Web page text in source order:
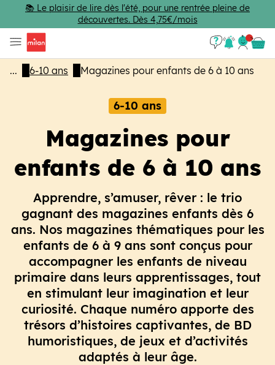
Passer au contenu principal
📚 Le plaisir de lire dès l'été, pour une rentrée pleine de
découvertes. Dès 4,75€/mois
Se
...
6-10 ans Magazines pour enfants de 6 à 10 ans
6-10 ans
Magazines pour
enfants de 6 à 10 ans
Apprendre, s’amuser, rêver : le trio
gagnant des magazines enfants dès 6
ans. Nos magazines thématiques pour les
enfants de 6 à 9 ans sont conçus pour
accompagner les enfants de niveau
primaire dans leurs apprentissages, tout
en stimulant leur imagination et leur
curiosité. Chaque numéro apporte des
trésors d’histoires captivantes, de BD
humoristiques, de jeux et d’activités
adaptés à leur âge.